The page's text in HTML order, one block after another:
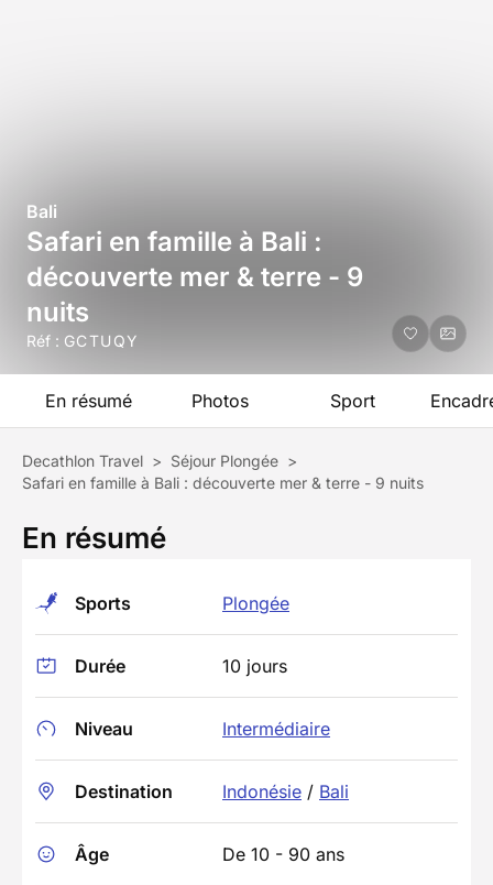
Bali
Safari en famille à Bali :
découverte mer & terre - 9
nuits
Réf : GCTUQY
En résumé Photos Sport
Decathlon Travel > Séjour Plongée >
Safari en famille à Bali : découverte mer & terre - 9 nuits
En résumé
Sports Plongée
Durée 10 jours
Niveau Intermédiaire
Destination Indonésie / Bali
Âge De 10 - 90 ans